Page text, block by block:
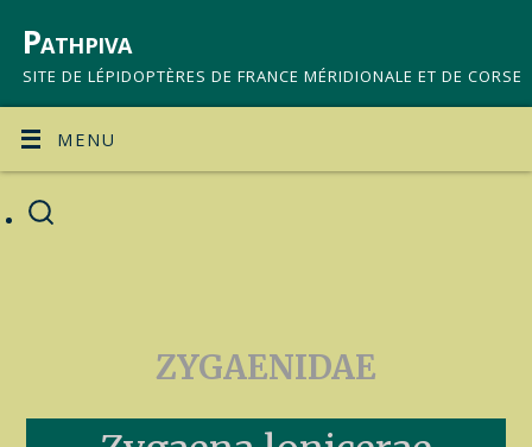
Pathpiva
SITE DE LÉPIDOPTÈRES DE FRANCE MÉRIDIONALE ET DE CORSE
MENU
ZYGAENIDAE